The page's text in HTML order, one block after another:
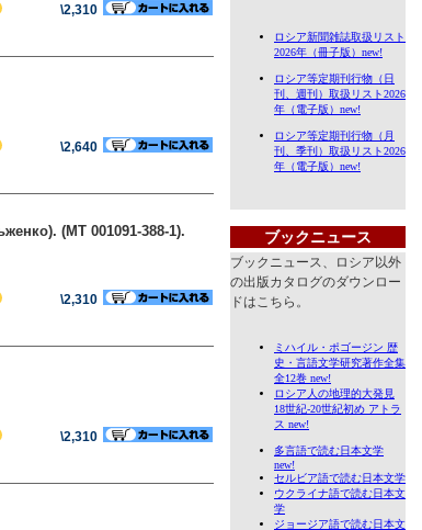
\2,310
\2,640
(MT 001091-388-1).
\2,310
\2,310
ブックニュース
ブックニュース、ロシア以外
の出版カタログのダウンロー
ドはこちら。